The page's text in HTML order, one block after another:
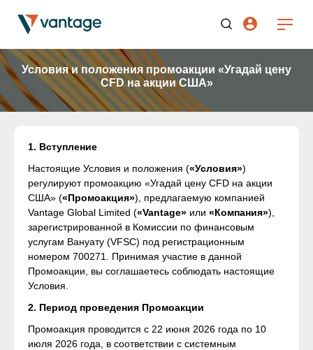
Условия и положения промоакции «Угадай цену
CFD на акции США»
1. Вступление
Настоящие Условия и положения («Условия»)
регулируют промоакцию «Угадай цену CFD на акции
США» («Промоакция»), предлагаемую компанией
Vantage Global Limited («Vantage» или «Компания»),
зарегистрированной в Комиссии по финансовым
услугам Вануату (VFSC) под регистрационным
номером 700271. Принимая участие в данной
Промоакции, вы соглашаетесь соблюдать настоящие
Условия.
2. Период проведения Промоакции
Промоакция проводится с 22 июня 2026 года по 10
июля 2026 года, в соответствии с системным